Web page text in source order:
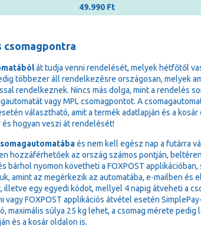
49.990 Ft
csomagpontra
át tudja venni rendelését, melyek hétfőtől
többezer áll rendelkezésre országosan, melyek
rendelkeznek. Nincs más dolga, mint a rendelés
vagy MPL csomagpontot. A
választható, amit a termék adatlapján és a kosár
hogyan veszi át rendelését!
és nem kell egész nap a futárra
hozzáférhetőek az ország számos pontján,
bárhol nyomon követheti a FOXPOST
amint az megérkezik az automatába, e-mailben és
egy egyedi kódot, mellyel 4 napig átveheti a
FOXPOST applikációs átvétel esetén
maximális súlya 25 kg lehet, a csomag mérete pedig
és a kosár oldalon is.